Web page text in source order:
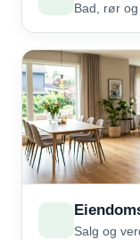
Bad, rør
Salg og